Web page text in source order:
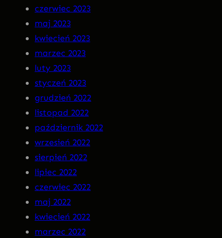
czerwiec 2023
maj 2023
kwiecień 2023
marzec 2023
luty 2023
styczeń 2023
grudzień 2022
listopad 2022
październik 2022
wrzesień 2022
sierpień 2022
lipiec 2022
czerwiec 2022
maj 2022
kwiecień 2022
marzec 2022